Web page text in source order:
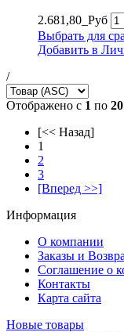
2.681,80_Руб
Выбрать для
Добавить в
/
Отображено с 1 по 20
[<< Назад]
1
2
3
[Вперед >>]
Информация
О компании
Заказы и
Соглашение о
Контакты
Карта сайта
Новые товары